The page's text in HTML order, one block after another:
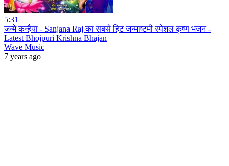
5:31
जन्मे कन्हैया - Sanjana Raj का सबसे हिट जन्माष्टमी स्पेशल कृष्ण भजन -
Latest Bhojpuri Krishna Bhajan
Wave Music
7 years ago